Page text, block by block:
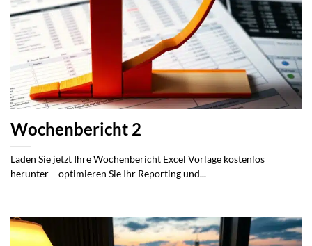
Wochenbericht 2
Laden Sie jetzt Ihre Wochenbericht Excel Vorlage kostenlos
herunter – optimieren Sie Ihr Reporting und...